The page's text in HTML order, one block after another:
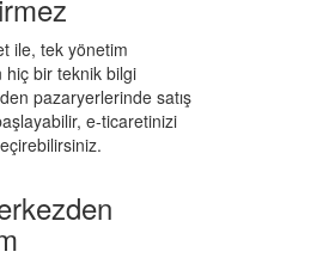
ile, tek yönetim
hiç bir teknik bilgi
pazaryerlerinde satış
e-ticaretinizi